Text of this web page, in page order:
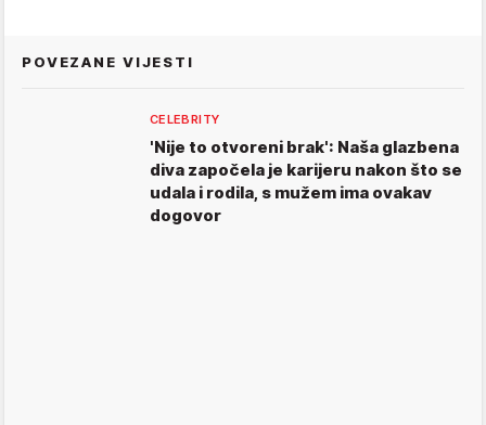
POVEZANE VIJESTI
CELEBRITY
'Nije to otvoreni brak': Naša glazbena
diva započela je karijeru nakon što se
udala i rodila, s mužem ima ovakav
dogovor